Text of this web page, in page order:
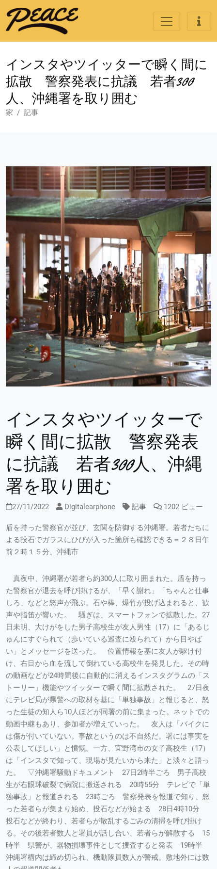
インスタやツイッターで瞬く間に
拡散 警察発表に抗議 若者300
人、沖縄署を取り囲む
家 記事
インスタやツイッターで
瞬く間に拡散 警察発表
に抗議 若者300人、沖縄
署を取り囲む
27/11/2022 Digitalearphone 記事 1202 ビュー
盾を持った警察官が並び、玄関を防御する沖縄署。若者たちに
よる投石でガラスにひびが入った箇所も確認できる＝２８日午
前２時１５分、沖縄市
真夜中、沖縄署が若者ら約300人に取り囲まれた。盾を持っ
た警察官が退去を呼び掛けるが、「早く謝れ」「ちゃんと仕事
しろ」などと怒声が飛ぶ。石や棒、爆竹が投げ込まれると、歓
声や指笛が響いた。 騒ぎは、スマートフォンで拡散した。27
日未明、大けがをした男子高校生が友人男性（17）に「あるじ
ゅんにすぐられて（歩いている巡査に殴られて）から目やば
い」とメッセージを送った。 位置情報を基に友人が駆け付
け、右目から血を流して倒れている高校生を発見した。その時
の動画などが24時間後に自動的に消えるインスタグラムの「ス
トーリー」機能やツイッターで瞬く間に拡散された。 27日夜
にテレビ局が県警への取材を基に「単独事故」と報じると、怒
った生徒の知人ら10人ほどが同署の前に集まった。ネットでの
動画中継もあり、参加者が増えていった。 友人は「バイクに
は傷が付いていない。事故というのは不自然だ。署には事実を
公表してほしい」と憤慨。一方、宜野湾市の女子高校生（17）
は「インスタで知って、現場が見たいから来た」と淡々と語っ
た。 ▽沖縄署騒動ドキュメント 27日2時半ごろ 男子高校
生が右眼球破裂で病院に搬送される 20時55分 テレビで「単
独事故」と報道される 23時ごろ 警察発表を報道で知り、怒
った若者らが集まり始め、投石などが始まる 28日4時10分
投石などが終わり、若者らが散乱するごみの清掃を呼び掛け
る。その後若者数人と署員が話し合い、若者らが解散する 15
時半 県警が、器物損壊事件として捜査すると発表 19時半
沖縄署構内は締め切られ、機動隊員数人が警戒。敷地外には数